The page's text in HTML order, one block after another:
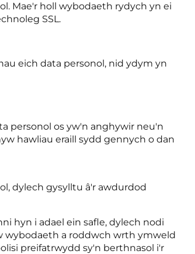
Mae'r holl wybodaeth rydych yn ei
SSL.
eich data personol, nid ydym yn
personol os yw'n anghywir neu'n
hawliau eraill sydd gennych o dan
dylech gysylltu â'r awdurdod
hyn i adael ein safle, dylech nodi
wybodaeth a roddwch wrth ymweld
preifatrwydd sy'n berthnasol i'r